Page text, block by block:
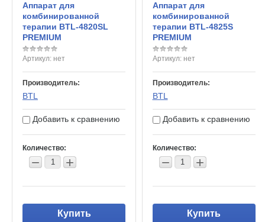
Аппарат для
комбинированной
терапии BTL-4820SL
PREMIUM
Артикул: нет
Производитель:
BTL
Добавить к сравнению
Количество:
− +
Купить
Аппарат для
комбинированной
терапии BTL-4825S
PREMIUM
Артикул:нет
Производитель:
BTL
Добавить к сравнению
Количество:
− +
Купить